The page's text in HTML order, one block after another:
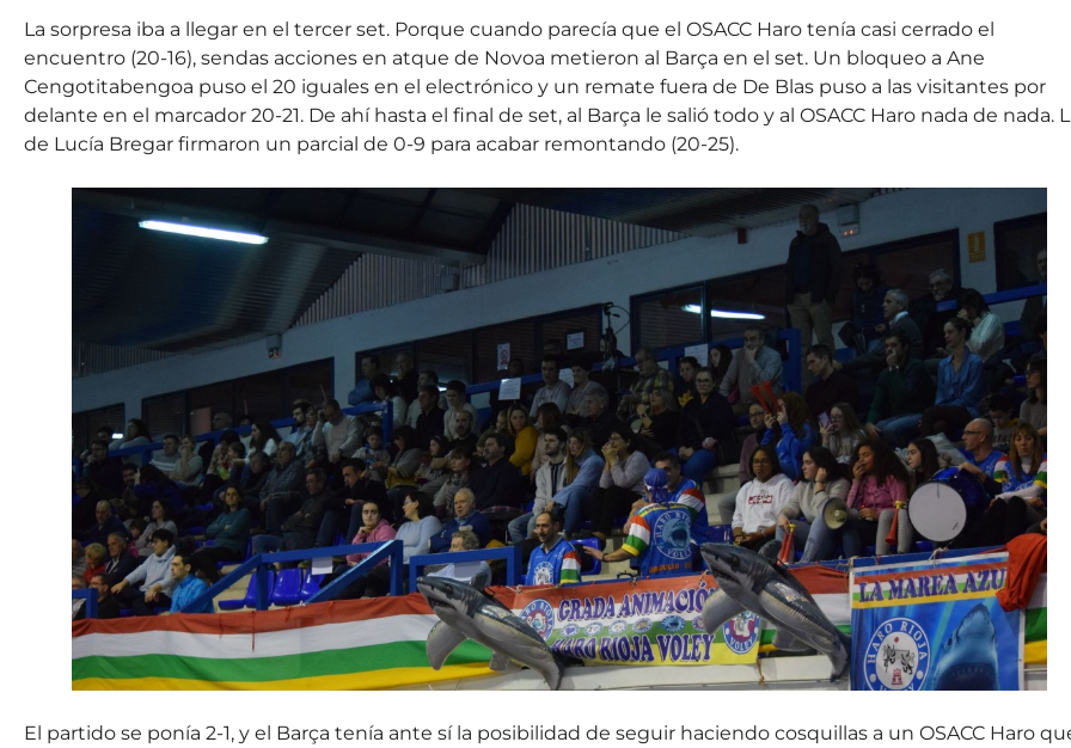
La sorpresa iba a llegar en el tercer set. Porque cuando parecía que el OSACC Haro tenía casi cerrado el
encuentro (20-16), sendas acciones en atque de Novoa metieron al Barça en el set. Un bloqueo a Ane
Cengotitabengoa puso el 20 iguales en el electrónico y un remate fuera de De Blas puso a las visitantes por
delante en el marcador 20-21. De ahí hasta el final de set, al Barça le salió todo y al OSACC Haro nada de nada.
de Lucía Bregar firmaron un parcial de 0-9 para acabar remontando (20-25).
El partido se ponía 2-1, y el Barça tenía ante sí la posibilidad de seguir haciendo cosquillas a un OSACC Haro